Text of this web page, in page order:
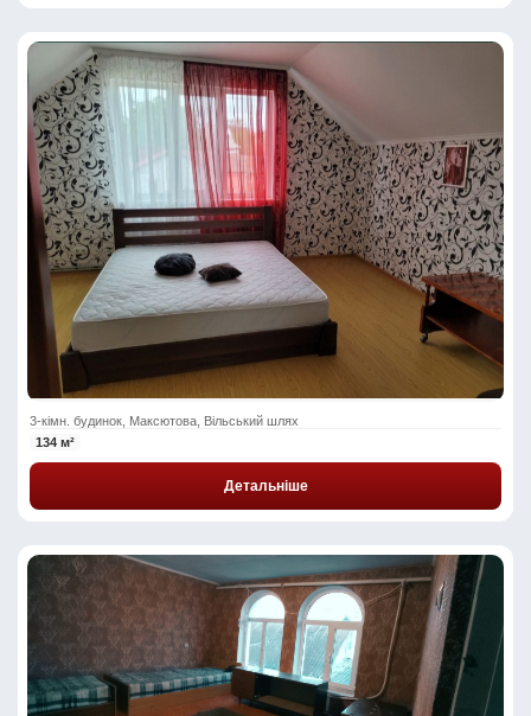
3-кімн. будинок, Максютова, Вільський шлях
134 м²
Детальніше